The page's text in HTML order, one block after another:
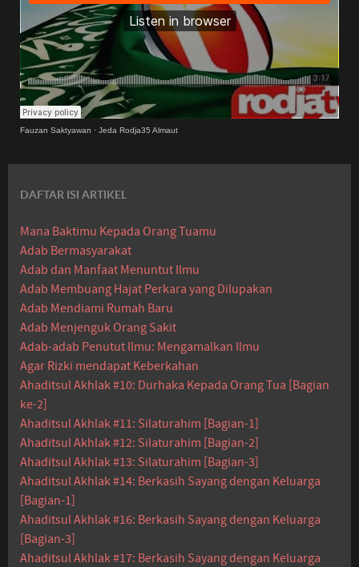
Fauzan Saktyawan · Jeda Rodja35 Almaut
DAFTAR ISI ARTIKEL
Mana Baktimu Kepada Orang Tuamu
Adab Bermasyarakat
Adab dan Manfaat Menuntut Ilmu
Adab Membuang Hajat Perkara yang Dilupakan
Adab Mendiami Rumah Baru
Adab Menjenguk Orang Sakit
Adab-adab Penutut Ilmu: Mengamalkan Ilmu
Agar Rizki mendapat Keberkahan
Ahaditsul Akhlak #10: Durhaka Kepada Orang Tua [Bagian
ke-2]
Ahaditsul Akhlak #11: Silaturahim [Bagian-1]
Ahaditsul Akhlak #12: Silaturahim [Bagian-2]
Ahaditsul Akhlak #13: Silaturahim [Bagian-3]
Ahaditsul Akhlak #14: Berkasih Sayang dengan Keluarga
[Bagian-1]
Ahaditsul Akhlak #16: Berkasih Sayang dengan Keluarga
[Bagian-3]
Ahaditsul Akhlak #17: Berkasih Sayang dengan Keluarga